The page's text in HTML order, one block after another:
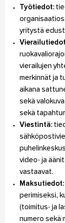
Työtiedot:
yritystä
vierailujen
merkinnät ja
aikana
sekä
sekä
Viestintä:
video- ja
vastaavat.
Maksutiedot:
perimiseksi,
(toimitus- ja
numero sekä